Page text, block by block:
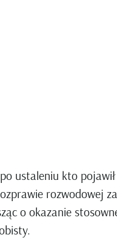
ustaleniu kto
rozwodowej
o okazanie